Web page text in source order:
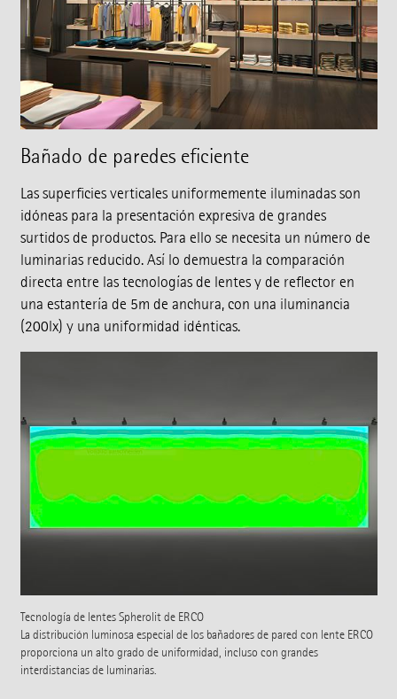
Bañado de paredes eficiente
Las superficies verticales uniformemente iluminadas son
idóneas para la presentación expresiva de grandes
surtidos de productos. Para ello se necesita un número de
luminarias reducido. Así lo demuestra la comparación
directa entre las tecnologías de lentes y de reflector en
una estantería de 5m de anchura, con una iluminancia
(200lx) y una uniformidad idénticas.
Tecnología de lentes Spherolit de ERCO
La distribución luminosa especial de los bañadores de pared con lente ERCO
proporciona un alto grado de uniformidad, incluso con grandes
interdistancias de luminarias.